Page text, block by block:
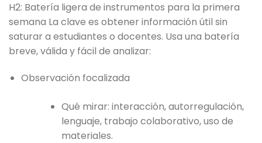
H2: Batería ligera de instrumentos para la primera
semana La clave es obtener información útil sin
saturar a estudiantes o docentes. Usa una batería
breve, válida y fácil de analizar:
Observación focalizada
Qué mirar: interacción, autorregulación,
lenguaje, trabajo colaborativo, uso de
materiales.